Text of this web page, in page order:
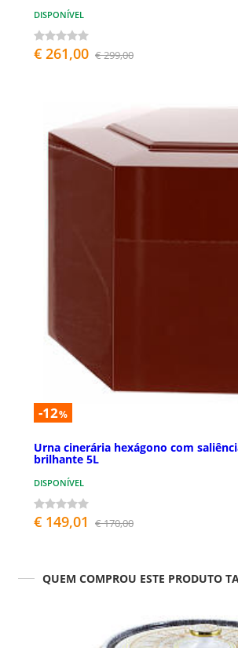
DISPONÍVEL
€ 261,00 € 299,00
-12%
Urna cinerária hexágono com
brilhante 5L
DISPONÍVEL
€ 149,01 € 170,00
QUEM COMPROU ESTE PRODUTO